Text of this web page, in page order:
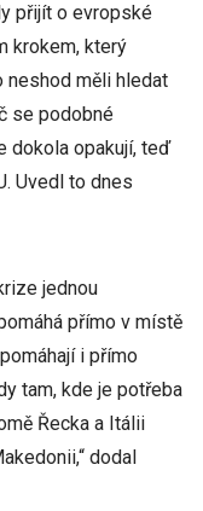
přijít o evropské
krokem, který
neshod měli hledat
se podobné
dokola opakují, teď
Uvedl to dnes
jednou
přímo v místě
i přímo
tam, kde je potřeba
Řecka a Itálii
dodal